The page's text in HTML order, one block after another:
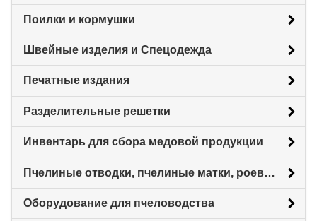
Поилки и кормушки
Швейные изделия и Спецодежда
Печатные издания
Разделительные решетки
Инвентарь для сбора медовой продукции
Пчелиные отводки, пчелиные матки, роевни
Оборудование для пчеловодства